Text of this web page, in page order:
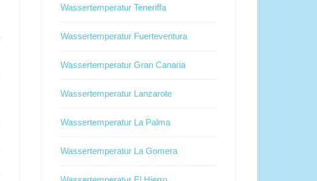
Wassertemperatur Teneriffa
Wassertemperatur Fuerteventura
Wassertemperatur Gran Canaria
Wassertemperatur Lanzarote
Wassertemperatur La Palma
Wassertemperatur La Gomera